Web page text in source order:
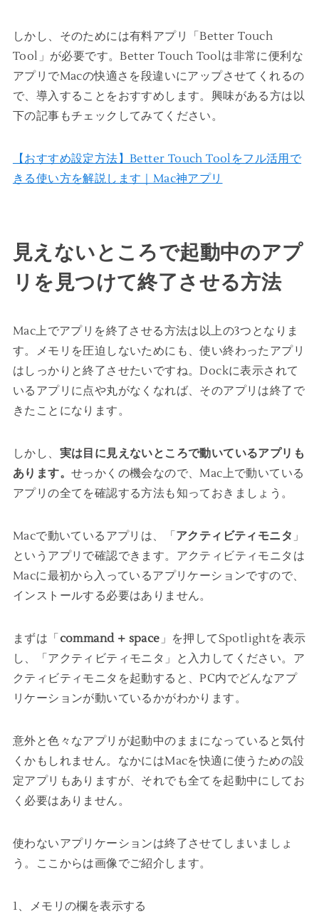
しかし、そのためには有料アプリ「Better Touch
Tool」が必要です。Better Touch Toolは非常に便利な
アプリでMacの快適さを段違いにアップさせてくれるの
で、導入することをおすすめします。興味がある方は以
下の記事もチェックしてみてください。
【おすすめ設定方法】Better Touch Toolをフル活用で
きる使い方を解説します｜Mac神アプリ
見えないところで起動中のアプ
リを見つけて終了させる方法
Mac上でアプリを終了させる方法は以上の3つとなりま
す。メモリを圧迫しないためにも、使い終わったアプリ
はしっかりと終了させたいですね。Dockに表示されて
いるアプリに点や丸がなくなれば、そのアプリは終了で
きたことになります。
しかし、 実は目に見えないところで動いているアプリも
あります。 せっかくの機会なので、Mac上で動いている
アプリの全てを確認する方法も知っておきましょう。
Macで動いているアプリは、「 アクティビティモニタ 」
というアプリで確認できます。アクティビティモニタは
Macに最初から入っているアプリケーションですので、
インストールする必要はありません。
まずは「 command + space 」を押してSpotlightを表示
し、「アクティビティモニタ」と入力してください。ア
クティビティモニタを起動すると、PC内でどんなアプ
リケーションが動いているかがわかります。
意外と色々なアプリが起動中のままになっていると気付
くかもしれません。なかにはMacを快適に使うための設
定アプリもありますが、それでも全てを起動中にしてお
く必要はありません。
使わないアプリケーションは終了させてしまいましょ
う。ここからは画像でご紹介します。
1、メモリの欄を表示する